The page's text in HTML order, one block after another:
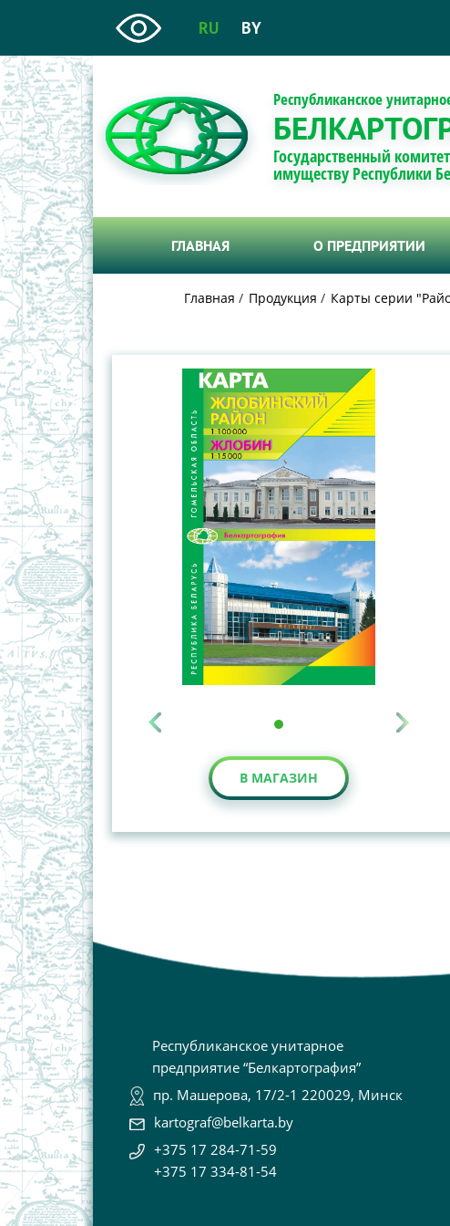
RU BY
Республиканское
Государственный
имуществу Республики
ГЛАВНАЯ О ПРЕДПРИЯТИИ
Главная Продукция Карты серии
В МАГАЗИН
Республиканское унитарное
предприятие “Белкартография”
пр. Машерова, 17/2-1 220029, Минск
kartograf@belkarta.by
+375 17 284-71-59
+375 17 334-81-54